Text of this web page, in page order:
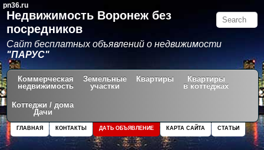
pn36.ru
Недвижимость Воронеж без
посредников
Сайт бесплатных объявлений о недвижимости
"ПАРУС"
Коммерческая
недвижимость
Земельные
участки
Квартиры
Квартиры
в коттеджах
Коттеджи / дома
Дачи
СТАТЬИ
КАРТА САЙТА
ДАТЬ ОБЪЯВЛЕНИЕ
КОНТАКТЫ
ГЛАВНАЯ